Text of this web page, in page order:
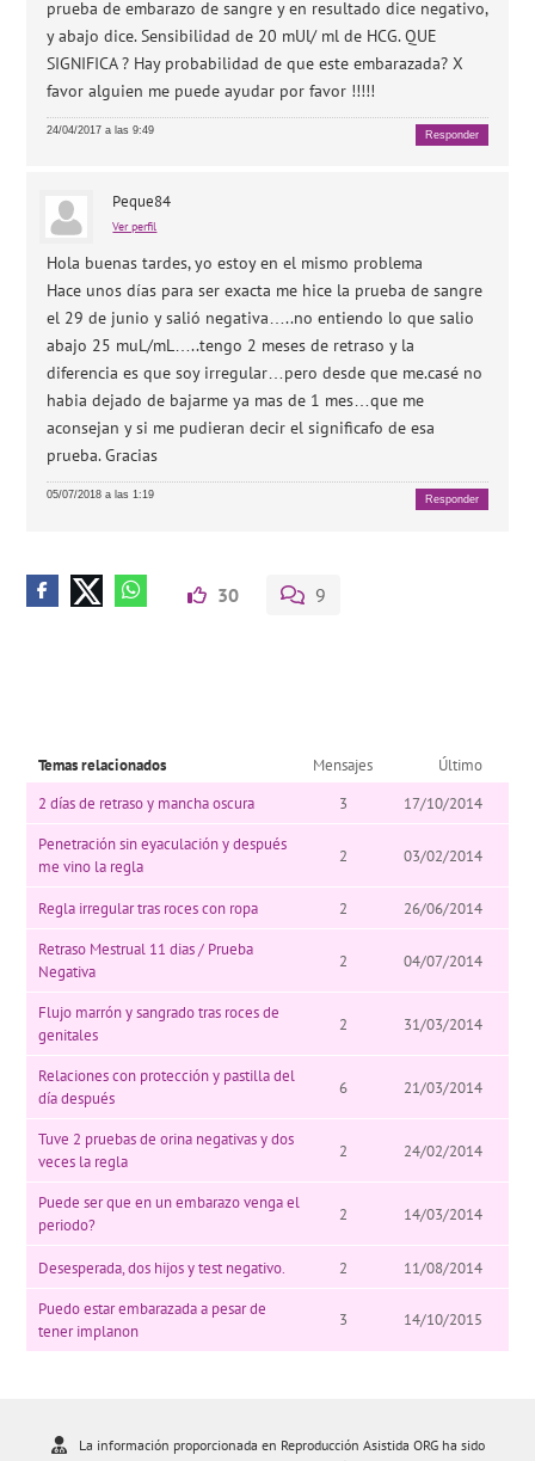
prueba de embarazo de sangre y en resultado dice negativo,
y abajo dice. Sensibilidad de 20 mUl/ ml de HCG. QUE
SIGNIFICA ? Hay probabilidad de que este embarazada? X
favor alguien me puede ayudar por favor !!!!!
24/04/2017 a las 9:49 Responder
Peque84
Ver perfil
Hola buenas tardes, yo estoy en el mismo problema
Hace unos días para ser exacta me hice la prueba de sangre
el 29 de junio y salió negativa…..no entiendo lo que salio
abajo 25 muL/mL…..tengo 2 meses de retraso y la
diferencia es que soy irregular…pero desde que me.casé no
habia dejado de bajarme ya mas de 1 mes…que me
aconsejan y si me pudieran decir el significafo de esa
prueba. Gracias
05/07/2018 a las 1:19 Responder
30 9
Temas relacionados Mensajes
Último
2 días de retraso y mancha oscura
3
17/10/2014
Penetración sin eyaculación y después
me vino la regla
2 03/02/2014
Regla irregular tras roces con ropa 2
26/06/2014
Retraso Mestrual 11 dias / Prueba
Negativa
2 04/07/2014
Flujo marrón y sangrado tras roces de
genitales
2 31/03/2014
Relaciones con protección y pastilla del
día después
6 21/03/2014
Tuve 2 pruebas de orina negativas y dos
veces la regla
2 24/02/2014
Puede ser que en un embarazo venga el
periodo?
2 14/03/2014
Desesperada, dos hijos y test negativo. 2
11/08/2014
Puedo estar embarazada a pesar de
tener implanon
3 14/10/2015
La información proporcionada en Reproducción Asistida ORG ha sido